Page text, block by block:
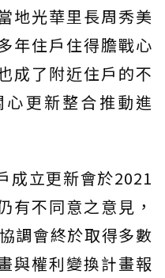
地光華里長周秀美
年住戶住得膽戰心
成了附近住戶的不
更新整合推動進
成立更新會於2021
有不同意之意見，
調會終於取得多數
與權利變換計畫報